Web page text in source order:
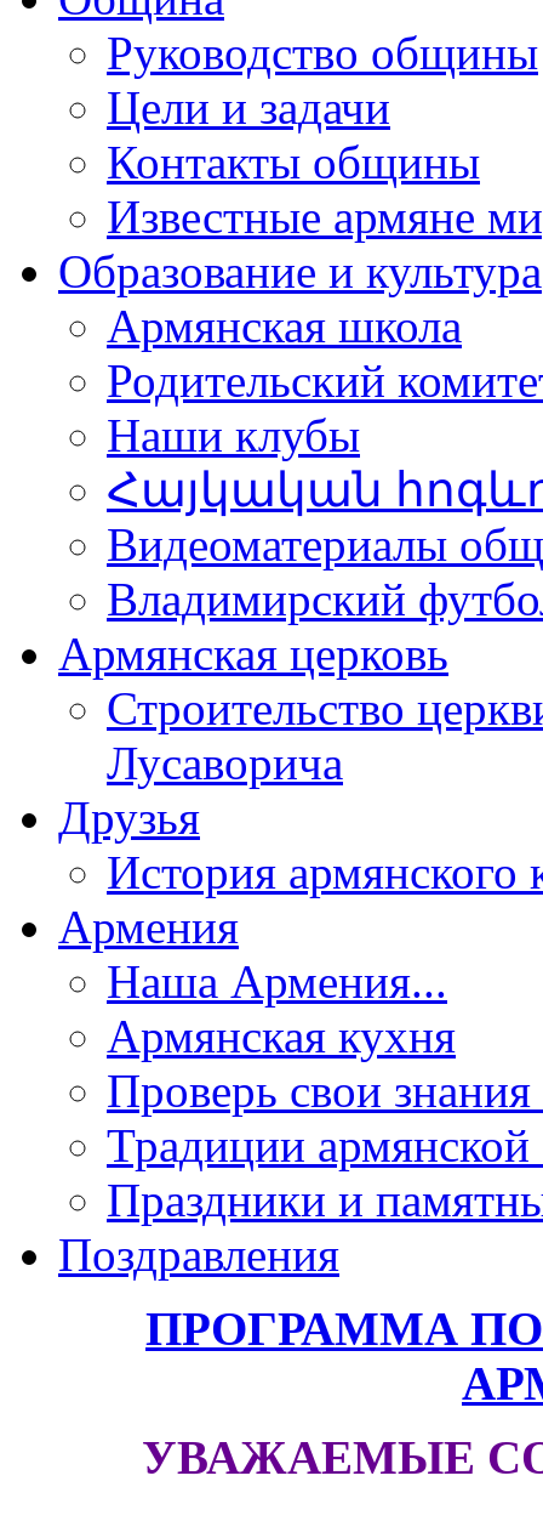
Руководство общины
Цели и задачи
Контакты общины
Известные армяне
Образование и культура
Армянская школа
Родительский
Наши клубы
Հայկական
Видеоматериалы
Владимирский
Армянская церковь
Строительство
Лусаворича
Друзья
История армянского
Армения
Наша Армения...
Армянская кухня
Проверь свои
Традиции армянской
Праздники и
Поздравления
ПРОГРАММА
УВАЖАЕМЫЕ